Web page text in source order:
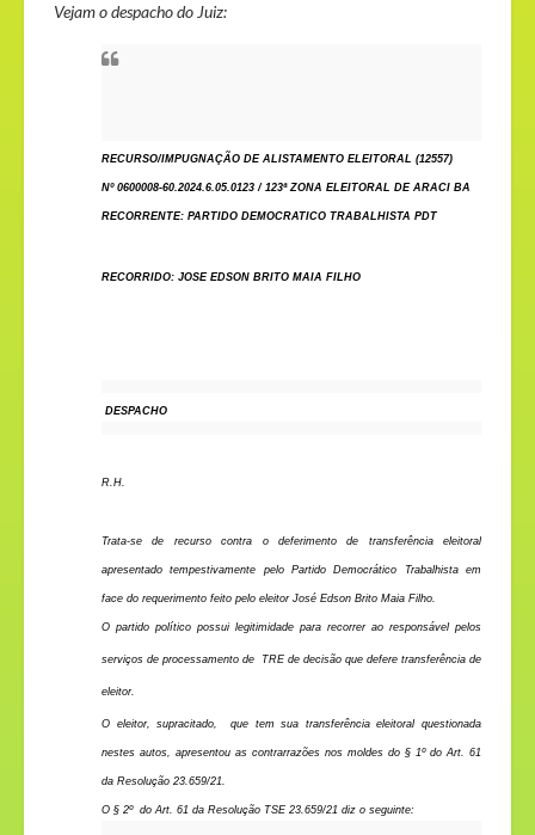
Vejam o despacho do Juiz:
RECURSO/IMPUGNAÇÃO DE ALISTAMENTO ELEITORAL (12557)
Nº 0600008-60.2024.6.05.0123 / 123ª ZONA ELEITORAL DE ARACI BA
RECORRENTE: PARTIDO DEMOCRATICO TRABALHISTA PDT
RECORRIDO: JOSE EDSON BRITO MAIA FILHO
DESPACHO
R.H.
Trata-se de recurso contra o deferimento de transferência eleitoral
apresentado tempestivamente pelo Partido Democrático Trabalhista em
face do requerimento feito pelo eleitor José Edson Brito Maia Filho.
O partido político possui legitimidade para recorrer ao responsável pelos
serviços de processamento de TRE de decisão que defere transferência de
eleitor.
O eleitor, supracitado, que tem sua transferência eleitoral questionada
nestes autos, apresentou as contrarrazões nos moldes do § 1º do Art. 61
da Resolução 23.659/21.
O § 2º do Art. 61 da Resolução TSE 23.659/21 diz o seguinte: